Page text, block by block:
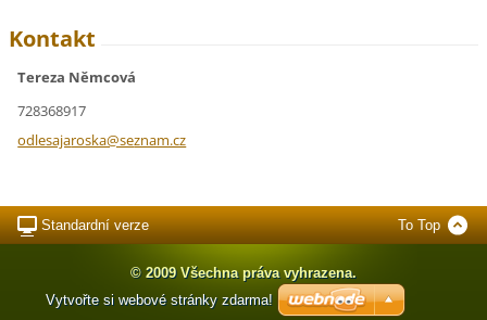
Kontakt
Tereza Němcová
728368917
odlesajaroska@seznam.cz
Standardní verze To Top
© 2009 Všechna práva vyhrazena.
Vytvořte si webové stránky zdarma!